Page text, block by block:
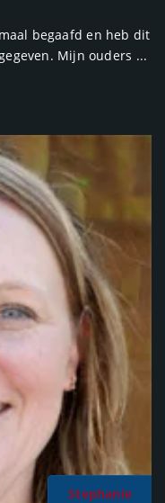
begaafd en heb dit
Mijn ouders ...
Stephanie